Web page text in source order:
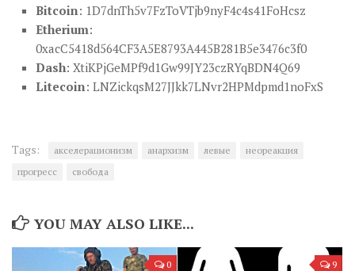
Bitcoin: 1D7dnTh5v7FzToVTjb9nyF4c4s41FoHcsz
Etherium:
0xacC5418d564CF3A5E8793A445B281B5e3476c3f0
Dash: XtiKPjGeMPf9d1Gw99JY23czRYqBDN4Q69
Litecoin: LNZickqsM27JJkk7LNvr2HPMdpmd1noFxS
Tags: акселерационизм анархизм левые
неореакция
прогресс
свобода
YOU MAY ALSO LIKE...
0 9